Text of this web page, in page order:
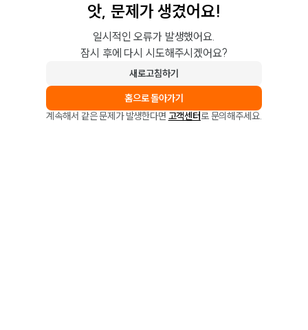
앗, 문제가 생겼어요!
일시적인 오류가 발생했어요.
잠시 후에 다시 시도해주시겠어요?
새로고침하기
홈으로 돌아가기
계속해서 같은 문제가 발생한다면 고객센터로 문의해주세요.